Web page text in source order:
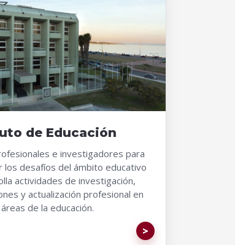
de Educación
e investigadores para
los desafíos del ámbito educativo
actividades de investigación,
y actualización profesional en
de la educación.